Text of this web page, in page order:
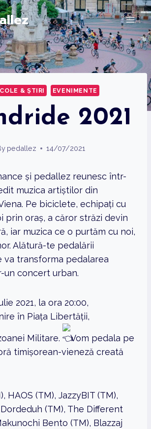
& ȘTIRI EVENIMENTE
2021
pedallez 14/07/2021
și pedallez reunesc într-
muzica artiștilor din
Pe biciclete, echipați cu
prin oraș, a căror străzi devin
iar muzica ce o purtăm cu noi,
Alătură-te pedalării
va transforma pedalarea
un concert urban.
2021, la ora 20:00,
în Piața Libertății,
Militare.
Vom pedala pe
timișorean-vieneză creată
HAOS (TM), JazzyBIT (TM),
(TM), The Different
Bento (TM), Blazzaj